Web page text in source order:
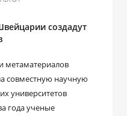
создадут
метаматериалов
совместную научную
университетов
года ученые